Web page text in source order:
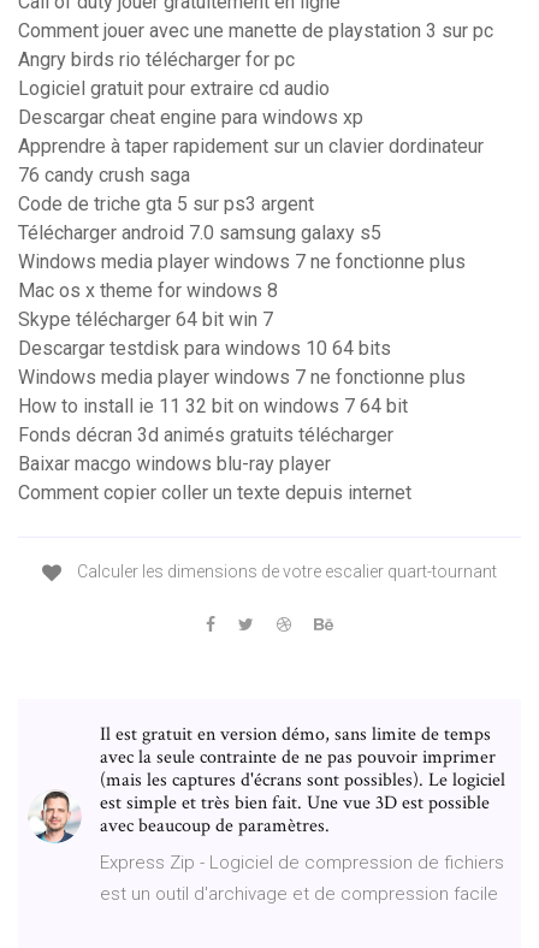
Comment jouer avec une manette de playstation 3 sur pc
Angry birds rio télécharger for pc
Logiciel gratuit pour extraire cd audio
Descargar cheat engine para windows xp
Apprendre à taper rapidement sur un clavier dordinateur
76 candy crush saga
Code de triche gta 5 sur ps3 argent
Télécharger android 7.0 samsung galaxy s5
Windows media player windows 7 ne fonctionne plus
Mac os x theme for windows 8
Skype télécharger 64 bit win 7
Descargar testdisk para windows 10 64 bits
Windows media player windows 7 ne fonctionne plus
How to install ie 11 32 bit on windows 7 64 bit
Fonds décran 3d animés gratuits télécharger
Baixar macgo windows blu-ray player
Comment copier coller un texte depuis internet
Calculer les dimensions de votre escalier quart-tournant
Il est gratuit en version démo, sans limite de temps
avec la seule contrainte de ne pas pouvoir imprimer
(mais les captures d'écrans sont possibles). Le logiciel
est simple et très bien fait. Une vue 3D est possible
avec beaucoup de paramètres.
Express Zip - Logiciel de compression de fichiers
est un outil d'archivage et de compression facile